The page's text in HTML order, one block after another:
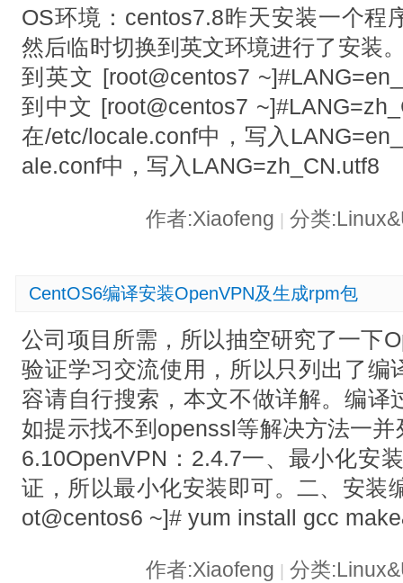
OS环境：centos7.8昨天安装一个程
然后临时切换到英文环境进行了安装
到英文 [root@centos7
到中文 [root@centos7
在/etc/locale.conf中，写入
ale.conf中，写入LANG=zh_CN.utf8
作者:Xiaofeng 分类
CentOS6编译安装OpenVPN及生成rpm包
公司项目所需，所以抽空研究了一下
验证学习交流使用，所以只列出了编
容请自行搜索，本文不做详解。编译
如提示找不到openssl等解决方法一
6.10OpenVPN：2.4.7一、最小化安
证，所以最小化安装即可。二、安装
ot@centos6 ~]# yum install gcc
作者:Xiaofeng 分类